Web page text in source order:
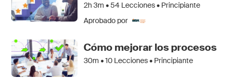
2h 3m •54 Lecciones • Principiante
Aprobado por
Cómo mejorar los procesos
30m •10 Lecciones • Principiante